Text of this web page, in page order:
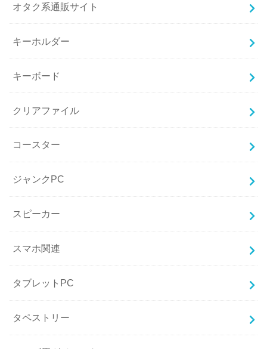
オタク系通販サイト
キーホルダー
キーボード
クリアファイル
コースター
ジャンクPC
スピーカー
スマホ関連
タブレットPC
タペストリー